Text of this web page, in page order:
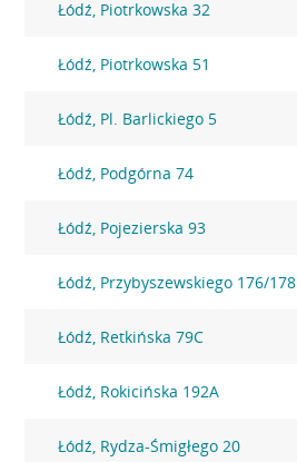
Łódź, Piotrkowska 32
Łódź, Piotrkowska 51
Łódź, Pl. Barlickiego 5
Łódź, Podgórna 74
Łódź, Pojezierska 93
Łódź, Przybyszewskiego 176/178
Łódź, Retkińska 79C
Łódź, Rokicińska 192A
Łódź, Rydza-Śmigłego 20